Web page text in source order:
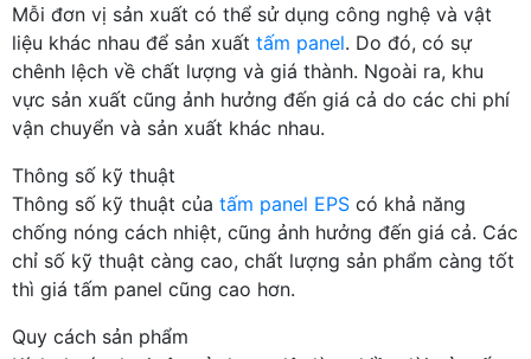
Mỗi đơn vị sản xuất có thể sử dụng công nghệ và vật
liệu khác nhau để sản xuất tấm panel. Do đó, có sự
chênh lệch về chất lượng và giá thành. Ngoài ra, khu
vực sản xuất cũng ảnh hưởng đến giá cả do các chi phí
vận chuyển và sản xuất khác nhau.
Thông số kỹ thuật
Thông số kỹ thuật của tấm panel EPS có khả năng
chống nóng cách nhiệt, cũng ảnh hưởng đến giá cả. Các
chỉ số kỹ thuật càng cao, chất lượng sản phẩm càng tốt
thì giá tấm panel cũng cao hơn.
Quy cách sản phẩm